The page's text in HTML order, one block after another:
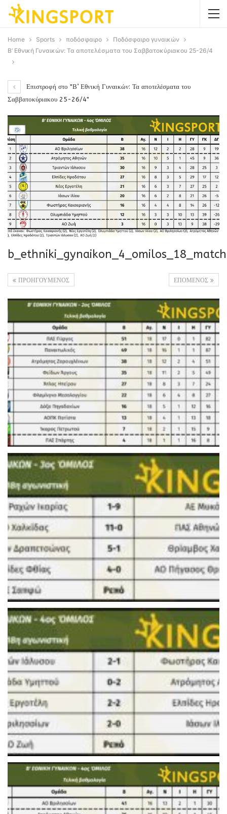
Home Sports ποδόσφαιρο
Ποδόσφαιρο γυναικών
Β’ Εθνική Γυναικών: Τα αποτελέσματα του Σαββατοκύριακου 25-26/4
Επιστροφή στο "Β’ Εθνική Γυναικών: Τα αποτελέσματα του
Σαββατοκύριακου 25-26/4"
ΕΠΟΜΕΝΟΣ
ΠΡΟΗΓΟΥΜΕΝΟΣ